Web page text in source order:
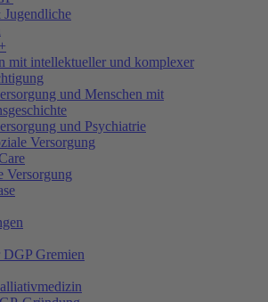
mit intellektueller und komplexer
und Menschen mit
und Psychiatrie
Versorgung
Versorgung
Gremien